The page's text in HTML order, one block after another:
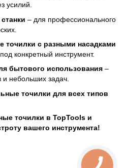
усилий.
– для профессионального
точилки с разными насадками
конкретный инструмент.
бытового использования –
небольших задач.
точилки для всех типов
точилки в TopTools и
вашего инструмента!
КНОПКА
ЗВ'ЯЗКУ